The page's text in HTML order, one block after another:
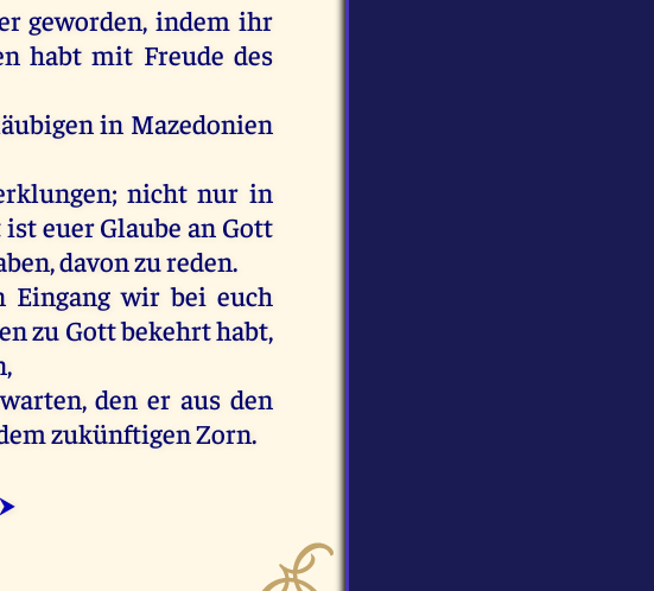
geworden,indem ihr
habt mit Freude des
in Mazedonien
nicht nur in
isteuerGlaube an Gott
,davonzu reden.
Eingang wir bei euch
zu Gottbekehrthabt,
,
den er aus den
zukünftigenZorn.
⮞